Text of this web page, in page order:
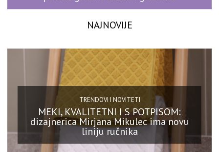
NAJNOVIJE
TRENDOVI I NOVITETI
MEKI, KVALITETNI I S POTPISOM:
dizajnerica Mirjana Mikulec ima novu
liniju ručnika